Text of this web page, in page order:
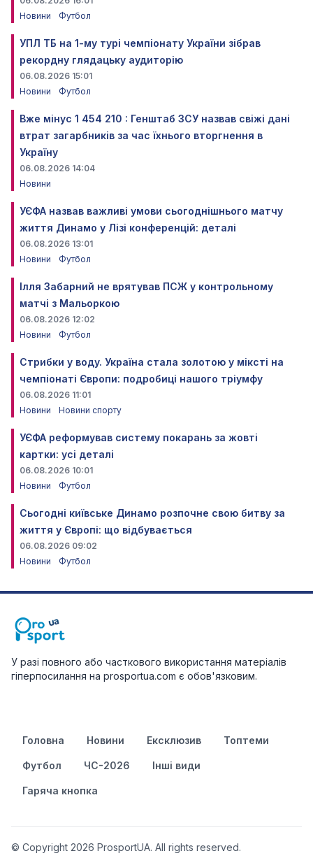
Новини
Футбол
УПЛ ТБ на 1-му турі чемпіонату України зібрав
рекордну глядацьку аудиторію
06.08.2026 15:01
Новини
Футбол
Вже мінус 1 454 210 : Генштаб ЗСУ назвав свіжі дані
втрат загарбників за час їхнього вторгнення в
Україну
06.08.2026 14:04
Новини
УЄФА назвав важливі умови сьогоднішнього матчу
життя Динамо у Лізі конференцій: деталі
06.08.2026 13:01
Новини
Футбол
Ілля Забарний не врятував ПСЖ у контрольному
матчі з Мальоркою
06.08.2026 12:02
Новини
Футбол
Стрибки у воду. Україна стала золотою у міксті на
чемпіонаті Європи: подробиці нашого тріумфу
06.08.2026 11:01
Новини
Новини спорту
УЄФА реформував систему покарань за жовті
картки: усі деталі
06.08.2026 10:01
Новини
Футбол
Сьогодні київське Динамо розпочне свою битву за
життя у Європі: що відбувається
06.08.2026 09:02
Новини
Футбол
У разі повного або часткового використання матеріалів
гіперпосилання на prosportua.com є обов'язковим.
Головна Новини Ексклюзив Топтеми
Футбол ЧС-2026 Інші види
Гаряча кнопка
© Copyright 2026 ProsportUA. All rights reserved.